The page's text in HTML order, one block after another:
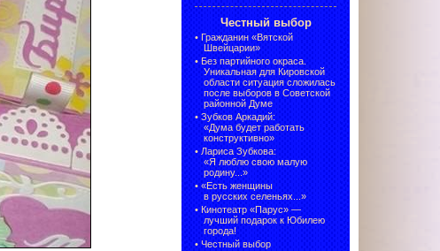
Честный выбор
• Гражданин «Вятской
Швейцарии»
• Без партийного окраса.
Уникальная для Кировской
области ситуация сложилась
после выборов в Советской
районной Думе
• Зубков Аркадий:
«Дума будет работать
конструктивно»
• Лариса Зубкова:
«Я люблю свою малую
родину...»
• «Есть женщины
в русских селеньях...»
• Кинотеатр «Парус» —
лучший подарок к Юбилею
города!
• Честный выбор